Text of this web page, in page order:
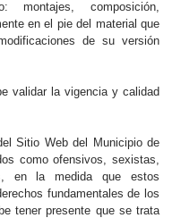
montajes, composición,
en el pie del material que
de su versión
validar la vigencia y calidad
Sitio Web del Municipio de
como ofensivos, sexistas,
en la medida que estos
fundamentales de los
tener presente que se trata